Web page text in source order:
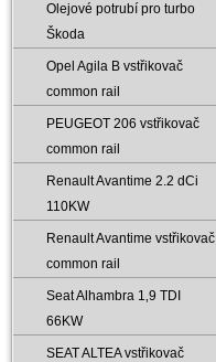
Olejové potrubí pro turbo
Škoda
Opel Agila B vstřikovač
common rail
PEUGEOT 206 vstřikovač
common rail
Renault Avantime 2.2 dCi
110KW
Renault Avantime vstřikovač
common rail
Seat Alhambra 1‚9 TDI
66KW
SEAT ALTEA vstřikovač